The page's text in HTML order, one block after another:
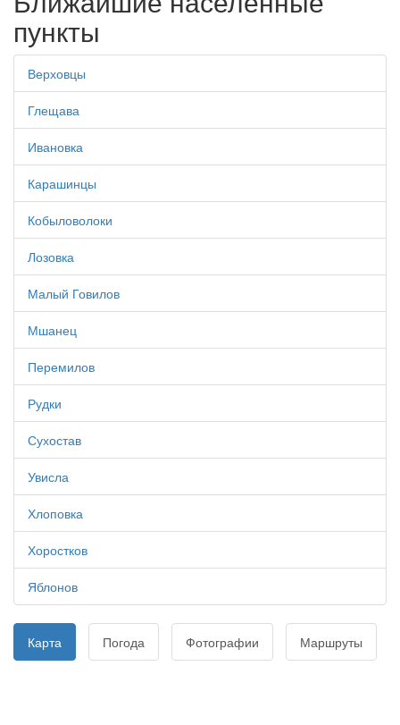
пункты
Верховцы
Глещава
Ивановка
Карашинцы
Кобыловолоки
Лозовка
Малый Говилов
Мшанец
Перемилов
Рудки
Сухостав
Увисла
Хлоповка
Хоростков
Яблонов
Карта Погода Фотографии Маршруты